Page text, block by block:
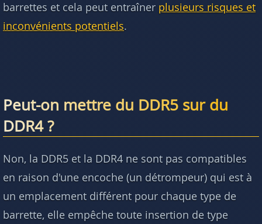
barrettes et cela peut entraîner plusieurs risques et
inconvénients potentiels.
Peut-on mettre du DDR5 sur du
DDR4 ?
Non, la DDR5 et la DDR4 ne sont pas compatibles
en raison d'une encoche (un détrompeur) qui est à
un emplacement différent pour chaque type de
barrette, elle empêche toute insertion de type